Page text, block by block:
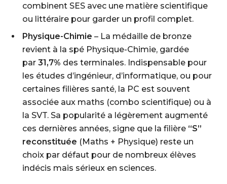
combinent SES avec une matière scientifique
ou littéraire pour garder un profil complet.
Physique-Chimie – La médaille de bronze
revient à la spé Physique-Chimie, gardée
par 31,7% des terminales. Indispensable pour
les études d’ingénieur, d’informatique, ou pour
certaines filières santé, la PC est souvent
associée aux maths (combo scientifique) ou à
la SVT. Sa popularité a légèrement augmenté
ces dernières années, signe que la filière “S”
reconstituée (Maths + Physique) reste un
choix par défaut pour de nombreux élèves
indécis mais sérieux en sciences.